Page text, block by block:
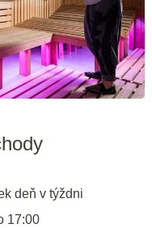
deň v týždni
17:00